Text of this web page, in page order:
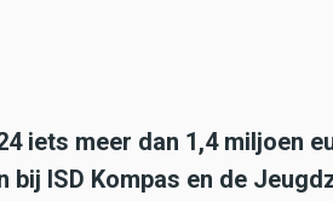
iets meer dan 1,4 miljoen
ISD Kompas en de